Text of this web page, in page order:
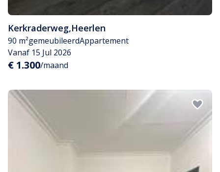
Kerkraderweg,Heerlen
90 m²gemeubileerdAppartement
Vanaf 15 Jul 2026
€ 1.300/maand